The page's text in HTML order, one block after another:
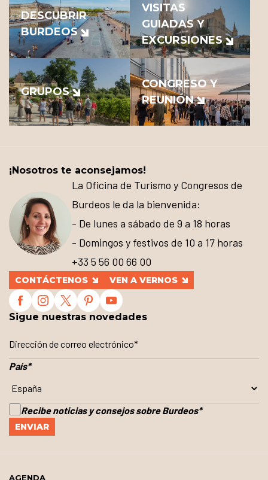
DESCUBRIR
BURDEOS
VISITAS
GUIADAS Y
EXCURSIONES
GRUPOS
CONGRESO Y
REUNIÓN
¡Nosotros te aconsejamos!
La Oficina de Turismo y Congresos de
Burdeos le da la bienvenida:
- De lunes a sábado de 9 a 18 horas
- Domingos y festivos de 10 a 17 horas
+33 5 56 00 66 00
CONTÁCTENOS VEN A VERNOS
Sigue nuestras novedades
País*
Recibe noticias y consejos sobre Burdeos*
AGENDA